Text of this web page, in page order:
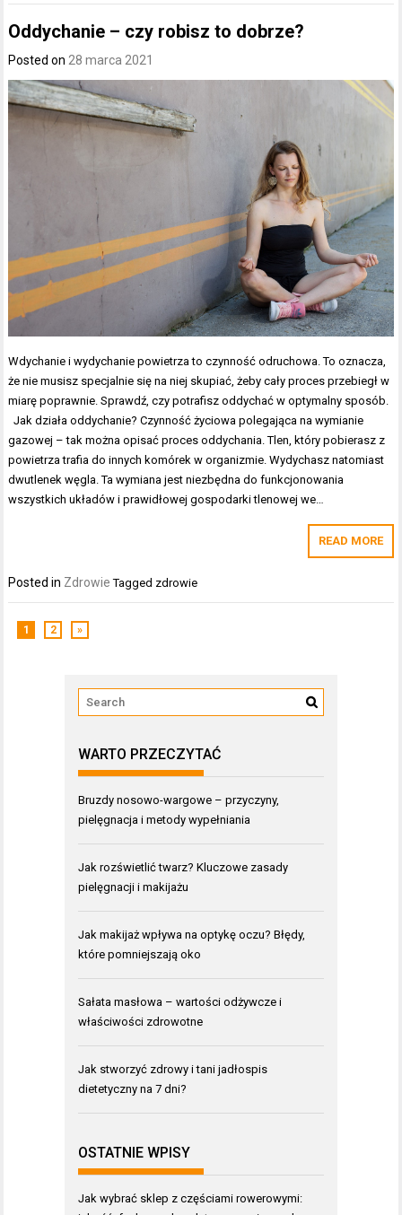
Oddychanie – czy robisz to dobrze?
Posted on28 marca 2021
Wdychanie i wydychanie powietrza to czynność odruchowa. To oznacza,
że nie musisz specjalnie się na niej skupiać, żeby cały proces przebiegł w
miarę poprawnie. Sprawdź, czy potrafisz oddychać w optymalny sposób.
Jak działa oddychanie? Czynność życiowa polegająca na wymianie
gazowej – tak można opisać proces oddychania. Tlen, który pobierasz z
powietrza trafia do innych komórek w organizmie. Wydychasz natomiast
dwutlenek węgla. Ta wymiana jest niezbędna do funkcjonowania
wszystkich układów i prawidłowej gospodarki tlenowej we…
READ MORE
Posted in Zdrowie Tagged zdrowie
1 2 »
WARTO PRZECZYTAĆ
Bruzdy nosowo-wargowe – przyczyny,
pielęgnacja i metody wypełniania
Jak rozświetlić twarz? Kluczowe zasady
pielęgnacji i makijażu
Jak makijaż wpływa na optykę oczu? Błędy,
które pomniejszają oko
Sałata masłowa – wartości odżywcze i
właściwości zdrowotne
Jak stworzyć zdrowy i tani jadłospis
dietetyczny na 7 dni?
OSTATNIE WPISY
Jak wybrać sklep z częściami rowerowymi: